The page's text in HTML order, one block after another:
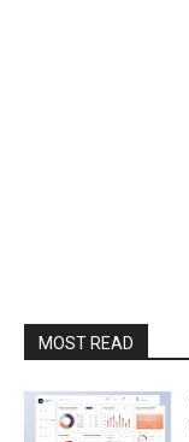
MOST READ